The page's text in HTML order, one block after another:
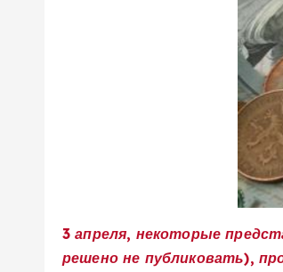
3 апреля, некоторые
решено не публиковать),